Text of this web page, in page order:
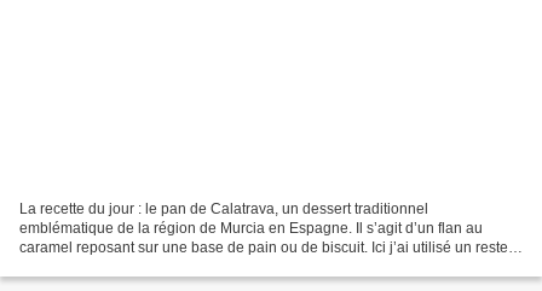
La recette du jour : le pan de Calatrava, un dessert traditionnel
emblématique de la région de Murcia en Espagne. Il s’agit d’un flan au
caramel reposant sur une base de pain ou de biscuit. Ici j’ai utilisé un reste